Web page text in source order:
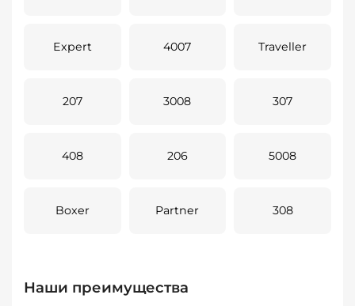
Expert 4007 Traveller
207 3008 307
408 206 5008
Boxer Partner 308
Наши преимущества